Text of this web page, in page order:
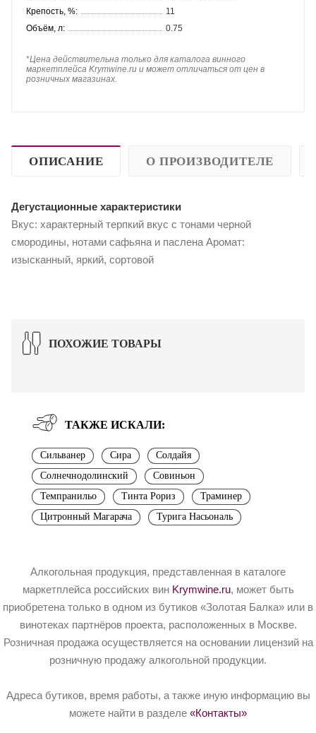
Крепость, %:
11
Объём, л:
0.75
*Цена действительна только для каталога винного
маркетплейса Krymwine.ru и может отличаться от цен в
розничных магазинах.
ОПИСАНИЕ О ПРОИЗВОДИТЕЛЕ
Дегустационные характеристики
Вкус: характерный терпкий вкус с тонами черной
смородины, нотами сафьяна и паслена Аромат:
изысканный, яркий, сортовой
ПОХОЖИЕ ТОВАРЫ
ТАКЖЕ ИСКАЛИ:
Сильванер Сира
Солдайя
Солнечнодолинский
Совиньон
Темпранильо
Тинта Рориз
Траминер
Цитронный Магарача
Турига Насьональ
Алкогольная продукция, представленная в каталоге
маркетплейса российских вин Krymwine.ru, может быть
приобретена только в одном из бутиков «Золотая Балка» или в
винотеках партнёров проекта, расположенных в Москве.
Розничная продажа осуществляется на основании лицензий на
розничную продажу алкогольной продукции.
Адреса бутиков, время работы, а также иную информацию вы
можете найти в разделе «Контакты»